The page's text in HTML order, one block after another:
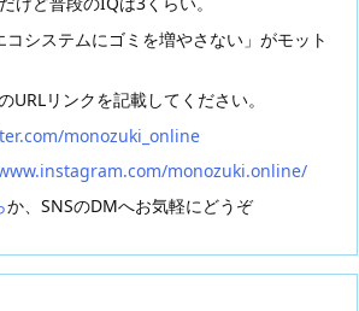
コシステムにゴミを増やさない」がモット
URLリンクを記載してください。
monozuki_online
monozuki.online/
か、SNSのDMへお気軽にどうぞ